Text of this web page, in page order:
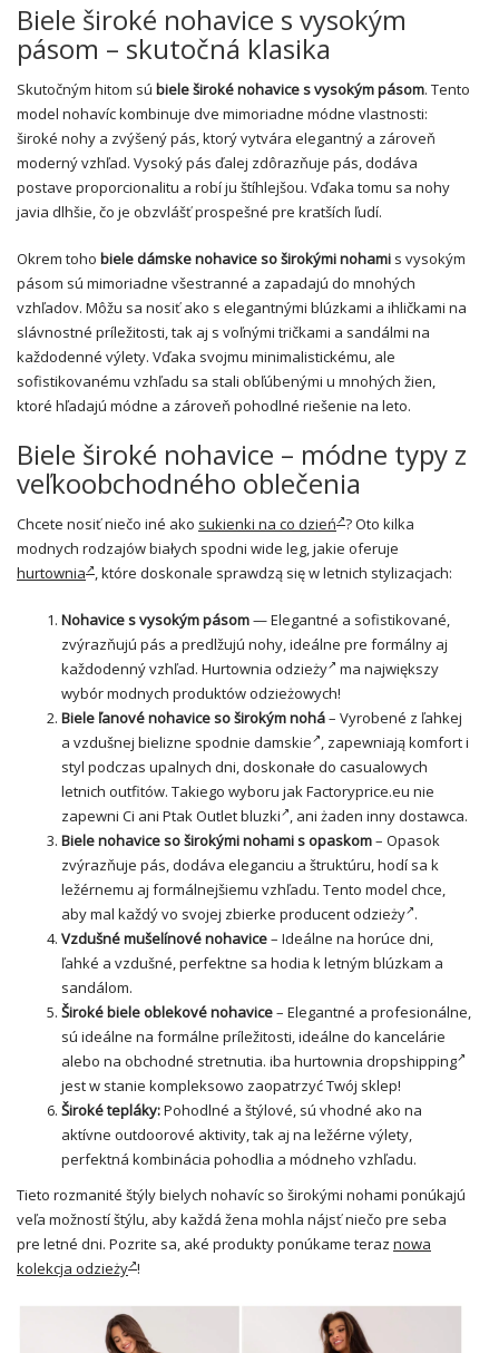
Biele široké nohavice s vysokým
pásom – skutočná klasika
Skutočným hitom sú biele široké nohavice s vysokým pásom. Tento
model nohavíc kombinuje dve mimoriadne módne vlastnosti:
široké nohy a zvýšený pás, ktorý vytvára elegantný a zároveň
moderný vzhľad. Vysoký pás ďalej zdôrazňuje pás, dodáva
postave proporcionalitu a robí ju štíhlejšou. Vďaka tomu sa nohy
javia dlhšie, čo je obzvlášť prospešné pre kratších ľudí.
Okrem toho biele dámske nohavice so širokými nohami s vysokým
pásom sú mimoriadne všestranné a zapadajú do mnohých
vzhľadov. Môžu sa nosiť ako s elegantnými blúzkami a ihličkami na
slávnostné príležitosti, tak aj s voľnými tričkami a sandálmi na
každodenné výlety. Vďaka svojmu minimalistickému, ale
sofistikovanému vzhľadu sa stali obľúbenými u mnohých žien,
ktoré hľadajú módne a zároveň pohodlné riešenie na leto.
Biele široké nohavice – módne typy z
veľkoobchodného oblečenia
Chcete nosiť niečo iné ako sukienki na co dzień ? Oto kilka
modnych rodzajów białych spodni wide leg, jakie oferuje
hurtownia , które doskonale sprawdzą się w letnich stylizacjach:
Nohavice s vysokým pásom— Elegantné a sofistikované,
zvýrazňujú pás a predlžujú nohy, ideálne pre formálny aj
každodenný vzhľad. Hurtownia odzieży
ma największy
wybór modnych produktów odzieżowych!
Biele ľanové nohavice so širokým nohá– Vyrobené z ľahkej
a vzdušnej bielizne spodnie damskie , zapewniają komfort i
styl podczas upalnych dni, doskonałe do casualowych
letnich outfitów. Takiego wyboru jak Factoryprice.eu nie
zapewni Ci ani Ptak Outlet bluzki , ani żaden inny dostawca.
Biele nohavice so širokými nohami s opaskom– Opasok
zvýrazňuje pás, dodáva eleganciu a štruktúru, hodí sa k
ležérnemu aj formálnejšiemu vzhľadu. Tento model chce,
aby mal každý vo svojej zbierke producent odzieży .
Vzdušné mušelínové nohavice– Ideálne na horúce dni,
ľahké a vzdušné, perfektne sa hodia k letným blúzkam a
sandálom.
Široké biele oblekové nohavice– Elegantné a profesionálne,
sú ideálne na formálne príležitosti, ideálne do kancelárie
alebo na obchodné stretnutia. iba hurtownia dropshipping
jest w stanie kompleksowo zaopatrzyć Twój sklep!
Široké tepláky:Pohodlné a štýlové, sú vhodné ako na
aktívne outdoorové aktivity, tak aj na ležérne výlety,
perfektná kombinácia pohodlia a módneho vzhľadu.
Tieto rozmanité štýly bielych nohavíc so širokými nohami ponúkajú
veľa možností štýlu, aby každá žena mohla nájsť niečo pre seba
pre letné dni. Pozrite sa, aké produkty ponúkame teraz nowa
kolekcja odzieży !